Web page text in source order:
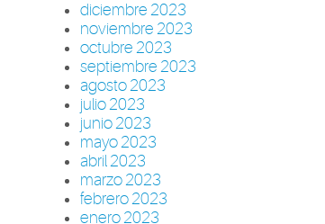
diciembre 2023
noviembre 2023
octubre 2023
septiembre 2023
agosto 2023
julio 2023
junio 2023
mayo 2023
abril 2023
marzo 2023
febrero 2023
enero 2023